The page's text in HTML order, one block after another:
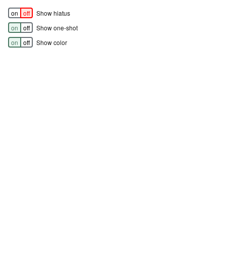
on off
Show hiatus
on
off
Show one-shot
on
off Show color